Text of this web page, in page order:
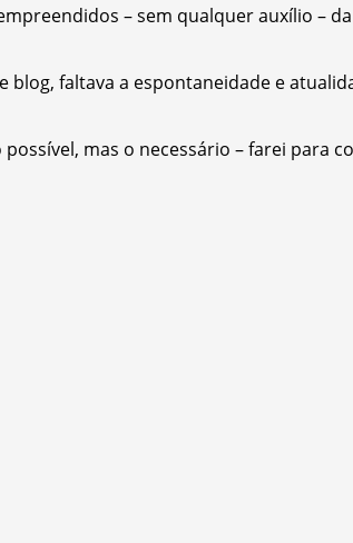
– sem qualquer auxílio –
faltava a espontaneidade e
mas o necessário – farei para